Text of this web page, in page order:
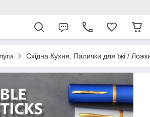
Східна Кухня. Палички для їжі /